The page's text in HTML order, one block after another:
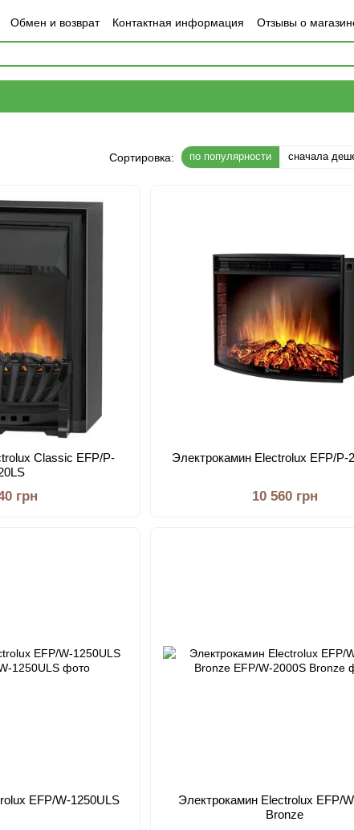
Обмен и возврат Контактная информация Отзывы о
Сортировка: по популярности сначала
Classic EFP/P-
грн
Электрокамин Electrolux EFP/P-
10 560 грн
EFP/W-1250ULS
Электрокамин Electrolux EFP/
Bronze